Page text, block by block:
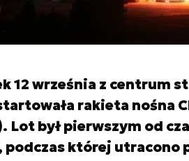
12 września z centrum
rakieta nośna
Lot był pierwszym od
podczas której utracono